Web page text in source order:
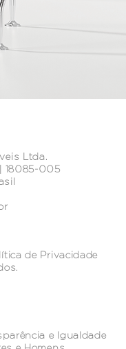
Ltda.
18085-005
de Privacidade
e Igualdade